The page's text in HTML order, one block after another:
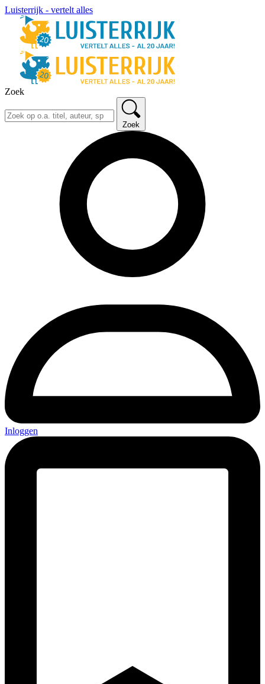
Luisterrijk - vertelt alles
Zoek
Zoek
Inloggen